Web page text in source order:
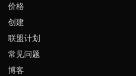
价格
创建
联盟计划
常见问题
博客